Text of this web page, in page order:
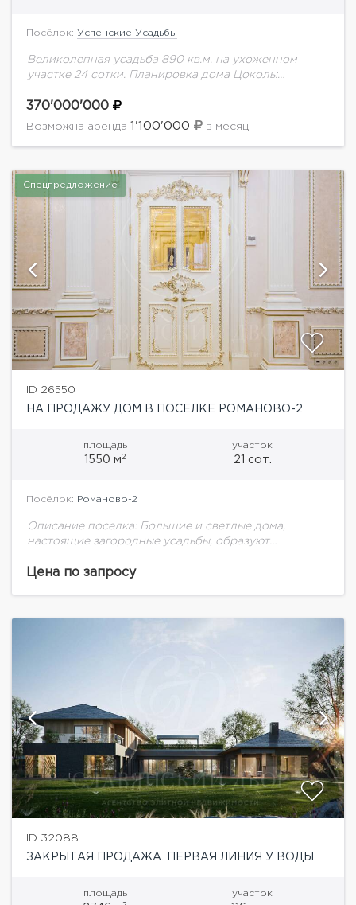
Посёлок: Успенские Усадьбы
Великолепная усадьба 890 кв.м. на ухоженном
участке 24 сотки. Планировка дома Цоколь:
комната отдыха, винный погреб. 1 этаж: холл, с/у,
кабинет, каминный...
370'000'000
Возможна аренда 1'100'000 в месяц
Спецпредложение
ID 26550
НА ПРОДАЖУ ДОМ В ПОСЕЛКЕ РОМАНОВО-2
площадь
1550 м2
участок
21 сот.
Посёлок: Романово-2
Описание поселка: Большие и светлые дома,
настоящие загородные усадьбы, образуют
окруженное величественной панорамой леса. В
Цена по запросу
ID 32088
ЗАКРЫТАЯ ПРОДАЖА. ПЕРВАЯ ЛИНИЯ У ВОДЫ
площадь участок